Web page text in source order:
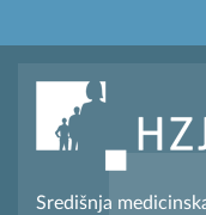
Središnja